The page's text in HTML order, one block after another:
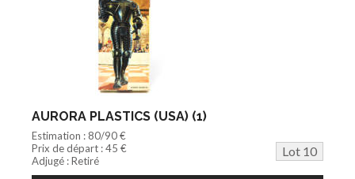
AURORA PLASTICS (USA) (1)
Estimation : 80/90 €
Prix de départ : 45 €
Lot 10
Adjugé : Retiré